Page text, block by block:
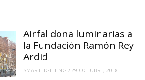
Airfal dona luminarias a
la Fundación Ramón Rey
Ardid
SMARTLIGHTING /29 OCTUBRE, 2018